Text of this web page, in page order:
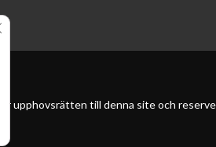
upphovsrätten till denna site och
GDPR Cookie Banner